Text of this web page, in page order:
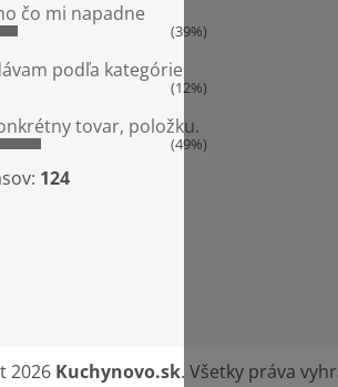
čo mi napadne
(39%)
podľa kategórie
(12%)
tovar, položku.
(49%)
124
2026 Kuchynovo.sk. Všetky práva